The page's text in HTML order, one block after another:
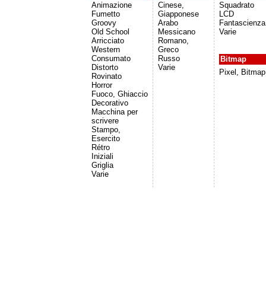
Animazione
Fumetto
Groovy
Old School
Arricciato
Western
Consumato
Distorto
Rovinato
Horror
Fuoco, Ghiaccio
Decorativo
Macchina per
scrivere
Stampo,
Esercito
Rétro
Iniziali
Griglia
Varie
Cinese,
Giapponese
Arabo
Messicano
Romano,
Greco
Russo
Varie
Squadrato
LCD
Fantascienza
Varie
Bitmap
Pixel, Bitmap